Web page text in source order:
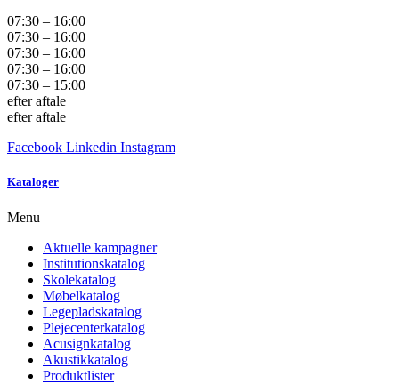
07:30 – 16:00
07:30 – 16:00
07:30 – 16:00
07:30 – 16:00
07:30 – 15:00
efter aftale
efter aftale
Facebook Linkedin Instagram
Kataloger
Menu
Aktuelle kampagner
Institutionskatalog
Skolekatalog
Møbelkatalog
Legepladskatalog
Plejecenterkatalog
Acusignkatalog
Akustikkatalog
Produktlister